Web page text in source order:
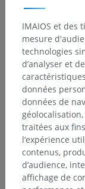
IMAIOS et des
mesure
technologies
d’analyser et
données
données de
traitées aux
l’expérience
contenus,
d’audience,
affichage de